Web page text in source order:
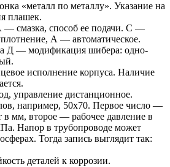
«металл по металлу». Указание на
плашек.
смазка, способ ее подачи. С —
А — автоматическое.
Д — модификация шибера: одно-
исполнение корпуса. Наличие
управление дистанционное.
например, 50х70. Первое число —
в мм, второе — рабочее давление в
Напор в трубопроводе может
Тогда запись выглядит так:
деталей к коррозии.